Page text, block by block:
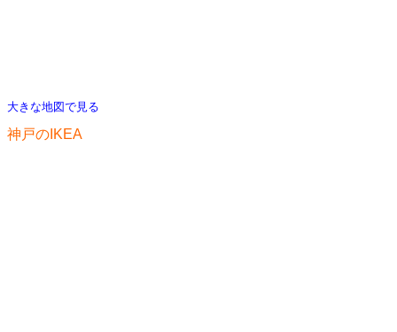
大きな地図で見る
神戸のIKEA